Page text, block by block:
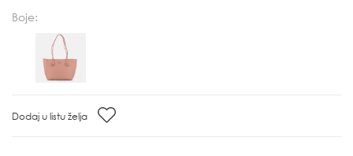
Boje:
Dodaj u listu želja